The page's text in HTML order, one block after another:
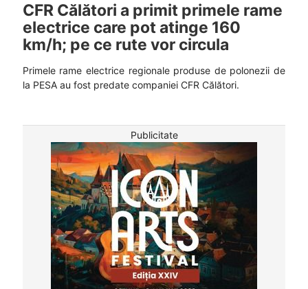
CFR Călători a primit primele rame
electrice care pot atinge 160
km/h; pe ce rute vor circula
Primele rame electrice regionale produse de polonezii de
la PESA au fost predate companiei CFR Călători.
Publicitate